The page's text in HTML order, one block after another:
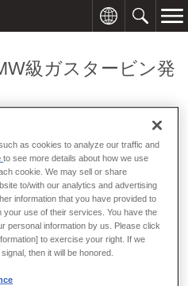
級ガスタービン発
ノール製造会社 Petronas
（ペトロナス・メタノール・ラブ
級カワサキガスタービン「L20A」
設備を受注しました。今回の受注
ガスタービン発電設備の受注累計
as cookies to analyze our traffic and
to see more details about how we use
cookie. We may sell or share
to/with our analytics and advertising
information that you have provided to
use of their services. You have the
personal information by us. Please click
to exercise your right. If we
then it will be honored.